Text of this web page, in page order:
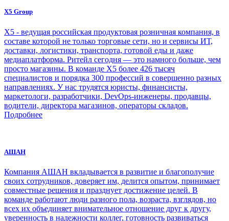
X5 Group
Х5 - ведущая российская продуктовая розничная компания, в
составе которой не только торговые сети, но и сервисы ИТ,
доставки, логистики, транспорта, готовой еды и даже
медиаплатформа. Ритейл сегодня — это намного больше, чем
просто магазины. В команде Х5 более 426 тысяч
специалистов и порядка 300 профессий в совершенно разных
направлениях. У нас трудятся юристы, финансисты,
маркетологи, разработчики, DevOps-инженеры, продавцы,
водители, директора магазинов, операторы складов.
Подробнее
АШАН
Компания АШАН вкладывается в развитие и благополучие
своих сотрудников, доверяет им, делится опытом, принимает
совместные решения и празднует достижение целей. В
команде работают люди разного пола, возраста, взглядов, но
всех их объединяет внимательное отношение друг к другу,
уверенность в надежности коллег, готовность развиваться